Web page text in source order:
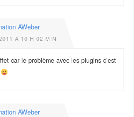
AWeber
À 10 H 02 MIN
car le problème avec les plugins c’est
AWeber